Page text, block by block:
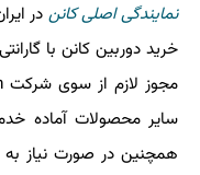
نمایندگی اصلی کانن در
خرید دوربین کانن با
مجوز لازم از سوی شرکت canon را دارد . فروشگاه
سایر محصولات آماده
همچنین در صورت نیاز